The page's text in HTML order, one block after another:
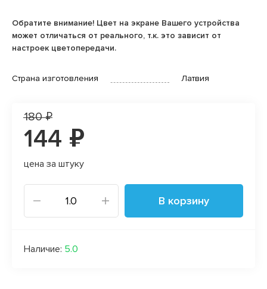
Обратите внимание! Цвет на экране Вашего устройства
может отличаться от реального, т.к. это зависит от
настроек цветопередачи.
Страна изготовления Латвия
180 ₽
144 ₽
цена за штуку
В корзину
Наличие: 5.0